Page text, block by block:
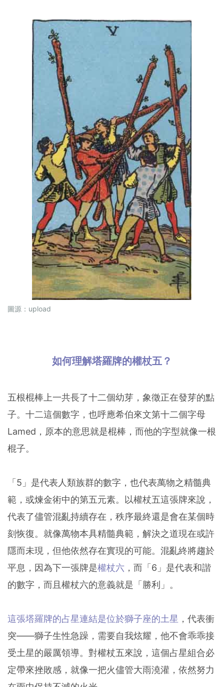
圖源： upload
如何理解塔羅牌的權杖五？
五根棍棒上一共長了十二個幼芽，象徵正在發芽的點
子。十二這個數字，也呼應希伯來文第十二個字母
Lamed，原本的意思就是棍棒，而他的字型就像一根
棍子。
「5」是代表人類族群的數字，也代表萬物之精髓典
範，或煉金術中的第五元素。以權杖五這張牌來說，
代表了儘管混亂持續存在，秩序最終還是會在某個時
刻恢復。就像萬物本具精髓典範，解決之道現在或許
隱而未現，但他依然存在實現的可能。混亂終將趨於
平息，因為下一張牌是權杖六 ，而「6」是代表和諧
的數字，而且權杖六的意義就是「勝利」。
這張塔羅牌的占星連結是位於獅子座的土星 ，代表衝
突——獅子生性急躁，需要自我炫耀，他不會乖乖接
受土星的嚴厲領導。對權杖五來說，這個占星組合必
定帶來挫敗感，就像一把火儘管大雨澆灌，依然努力